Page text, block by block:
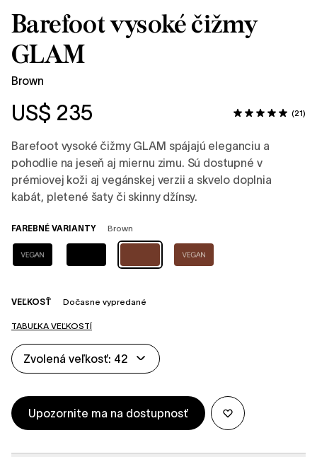
Barefoot vysoké čižmy
GLAM
Brown
US$ 235 (21)
Barefoot vysoké čižmy GLAM spájajú eleganciu a
pohodlie na jeseň aj miernu zimu. Sú dostupné v
prémiovej koži aj vegánskej verzii a skvelo doplnia
kabát, pletené šaty či skinny džínsy.
FAREBNÉ VARIANTY Brown
VEĽKOSŤ Dočasne vypredané
TABUĽKA VEĽKOSTÍ
Zvolená veľkosť: 42
Upozornite ma na dostupnosť